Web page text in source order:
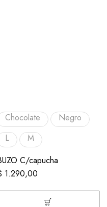
Chocolate
Negro
L
M
C/capucha
1.290,00